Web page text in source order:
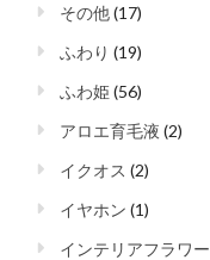
その他(17)
ふわり (19)
ふわ姫 (56)
アロエ育毛液 (2)
イクオス (2)
イヤホン (1)
インテリアフラワー